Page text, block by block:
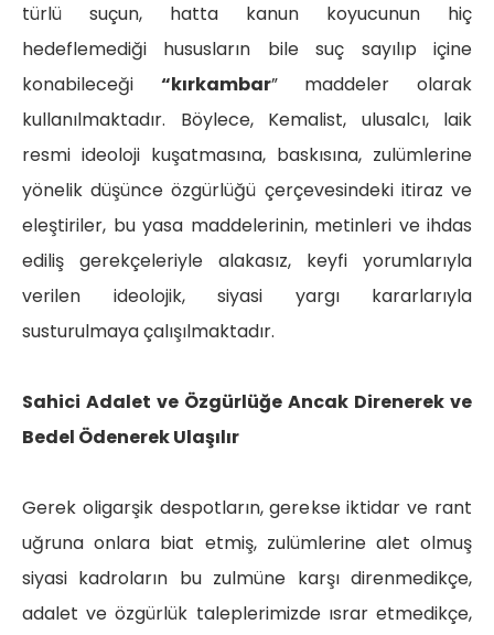
türlü suçun, hatta kanun koyucunun hiç
hedeflemediği hususların bile suç sayılıp içine
konabileceği “kırkambar” maddeler olarak
kullanılmaktadır. Böylece, Kemalist, ulusalcı, laik
resmi ideoloji kuşatmasına, baskısına, zulümlerine
yönelik düşünce özgürlüğü çerçevesindeki itiraz ve
eleştiriler, bu yasa maddelerinin, metinleri ve ihdas
ediliş gerekçeleriyle alakasız, keyfi yorumlarıyla
verilen ideolojik, siyasi yargı kararlarıyla
susturulmaya çalışılmaktadır.
Sahici Adalet ve Özgürlüğe Ancak Direnerek ve
Bedel Ödenerek Ulaşılır
Gerek oligarşik despotların, gerekse iktidar ve rant
uğruna onlara biat etmiş, zulümlerine alet olmuş
siyasi kadroların bu zulmüne karşı direnmedikçe,
adalet ve özgürlük taleplerimizde ısrar etmedikçe,